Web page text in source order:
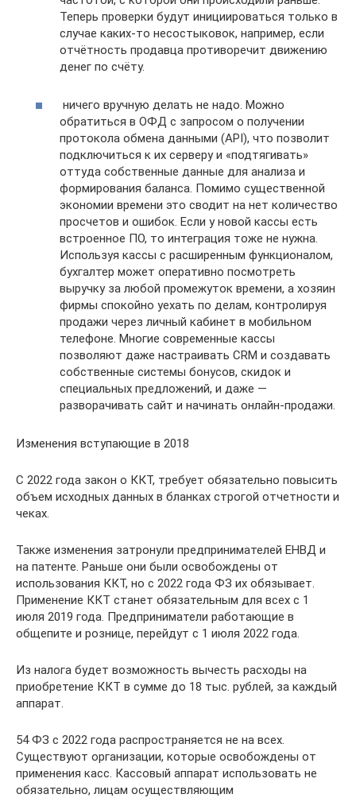
Теперь проверки будут инициироваться только в
случае каких-то несостыковок, например, если
отчётность продавца противоречит движению
денег по счёту.
ничего вручную делать не надо. Можно
обратиться в ОФД с запросом о получении
протокола обмена данными (API), что позволит
подключиться к их серверу и «подтягивать»
оттуда собственные данные для анализа и
формирования баланса. Помимо существенной
экономии времени это сводит на нет количество
просчетов и ошибок. Если у новой кассы есть
встроенное ПО, то интеграция тоже не нужна.
Используя кассы с расширенным функционалом,
бухгалтер может оперативно посмотреть
выручку за любой промежуток времени, а хозяин
фирмы спокойно уехать по делам, контролируя
продажи через личный кабинет в мобильном
телефоне. Многие современные кассы
позволяют даже настраивать CRM и создавать
собственные системы бонусов, скидок и
специальных предложений, и даже —
разворачивать сайт и начинать онлайн-продажи.
Изменения вступающие в 2018
С 2022 года закон о ККТ, требует обязательно повысить
объем исходных данных в бланках строгой отчетности и
чеках.
Также изменения затронули предпринимателей ЕНВД и
на патенте. Раньше они были освобождены от
использования ККТ, но с 2022 года ФЗ их обязывает.
Применение ККТ станет обязательным для всех с 1
июля 2019 года. Предприниматели работающие в
общепите и рознице, перейдут с 1 июля 2022 года.
Из налога будет возможность вычесть расходы на
приобретение ККТ в сумме до 18 тыс. рублей, за каждый
аппарат.
54 ФЗ с 2022 года распространяется не на всех.
Существуют организации, которые освобождены от
применения касс. Кассовый аппарат использовать не
обязательно, лицам осуществляющим